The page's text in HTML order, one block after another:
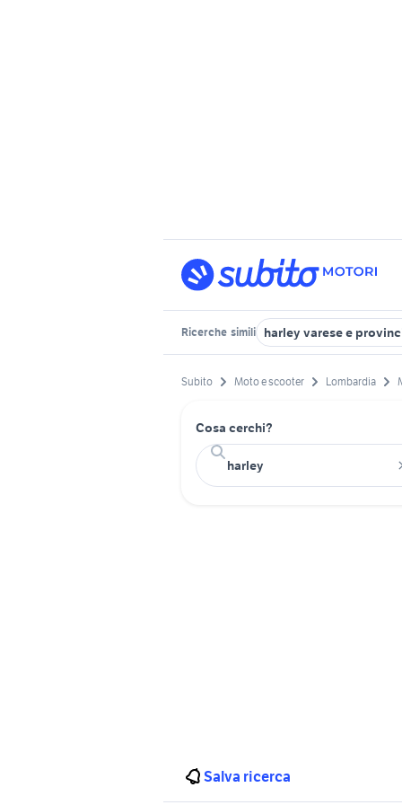
Ricerche simili harley varese e
Subito Moto e scooter Lombardia
Cosa cerchi?
Salva ricerca